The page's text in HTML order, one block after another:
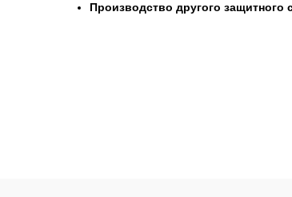
Производство другого защитного